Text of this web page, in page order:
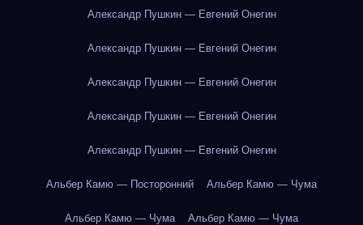
Александр Пушкин — Евгений Онегин
Александр Пушкин — Евгений Онегин
Александр Пушкин — Евгений Онегин
Александр Пушкин — Евгений Онегин
Александр Пушкин — Евгений Онегин
Альбер Камю — Посторонний Альбер Камю — Чума
Альбер Камю — Чума Альбер Камю — Чума